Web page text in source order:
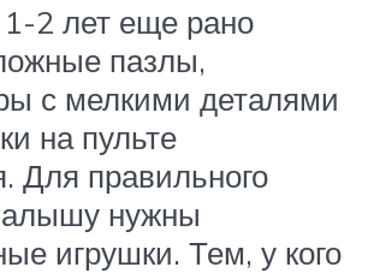
1-2 лет еще рано
пазлы,
с мелкими деталями
на пульте
Для правильного
нужны
игрушки. Тем, у кого